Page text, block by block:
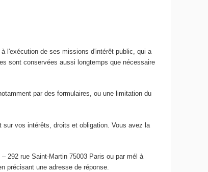
l'exécution de ses missions d'intérêt public, qui a
sont conservées aussi longtemps que nécessaire
par des formulaires, ou une limitation du
vos intérêts, droits et obligation. Vous avez la
292 rue Saint-Martin 75003 Paris ou par mél à
précisant une adresse de réponse.